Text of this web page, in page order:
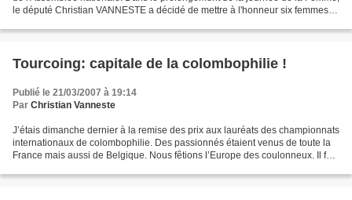
le député Christian VANNESTE a décidé de mettre à l'honneur six femmes
Tourcoing: capitale de la colombophilie !
Publié le 21/03/2007 à 19:14
Par Christian Vanneste
J’étais dimanche dernier à la remise des prix aux lauréats des championnats
internationaux de colombophilie. Des passionnés étaient venus de toute la
France mais aussi de Belgique. Nous fêtions l’Europe des coulonneux. Il faut